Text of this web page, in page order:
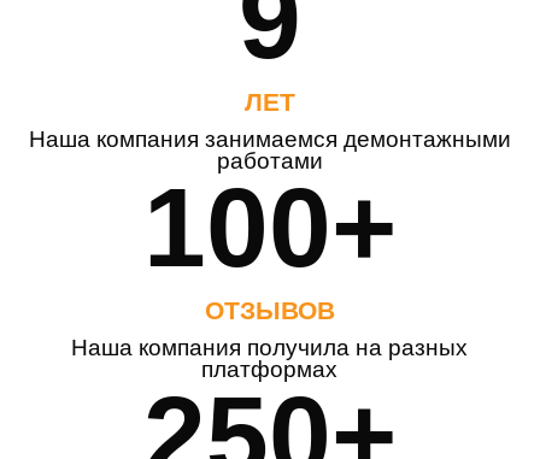
ЛЕТ
Наша компания занимаемся демонтажными
работами
100+
ОТЗЫВОВ
Наша компания получила на разных
платформах